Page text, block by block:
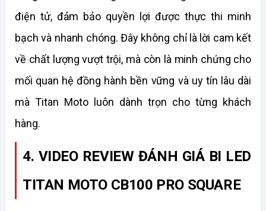
điện tử, đảm bảo quyền lợi được thực thi minh
bạch và nhanh chóng. Đây không chỉ là lời cam kết
về chất lượng vượt trội, mà còn là minh chứng cho
mối quan hệ đồng hành bền vững và uy tín lâu dài
mà Titan Moto luôn dành trọn cho từng khách
hàng.
4. VIDEO REVIEW ĐÁNH GIÁ BI LED
TITAN MOTO CB100 PRO SQUARE